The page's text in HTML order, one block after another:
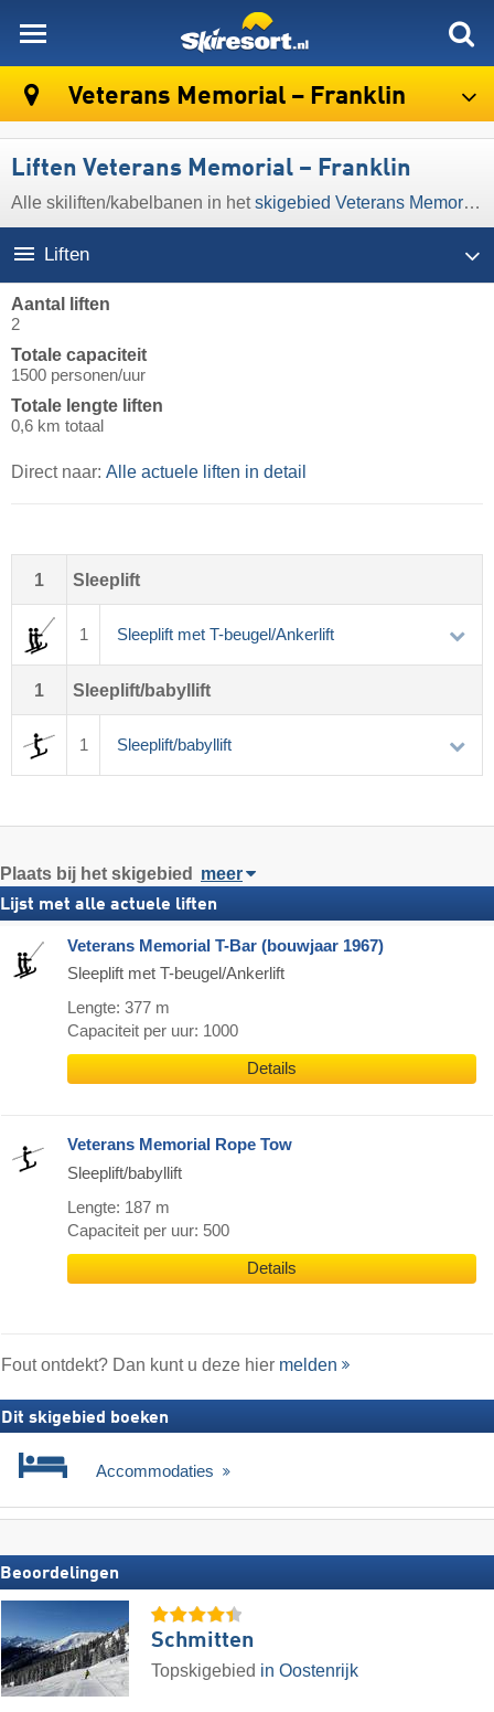
Veterans Memorial – Franklin
Liften Veterans Memorial – Franklin
Alle skiliften/kabelbanen in hetskigebied Veterans Memorial – Franklin
Liften
Aantal liften
2
Totale capaciteit
1500 personen/uur
Totale lengte liften
0,6 km totaal
Direct naar: Alle actuele liften in detail
1 Sleeplift
1 Sleeplift met T-beugel/Ankerlift
1 Sleeplift/babyllift
1 Sleeplift/babyllift
Plaats bij het skigebied meer
Lijst met alle actuele liften
Veterans Memorial T-Bar (bouwjaar 1967)
Sleeplift met T-beugel/Ankerlift
Lengte: 377 m
Capaciteit per uur: 1000
Details
Veterans Memorial Rope Tow
Sleeplift/babyllift
Lengte: 187 m
Capaciteit per uur: 500
Details
Fout ontdekt? Dan kunt u deze hier melden
Dit skigebied boeken
Accommodaties
Beoordelingen
Schmitten
Topskigebied in Oostenrijk